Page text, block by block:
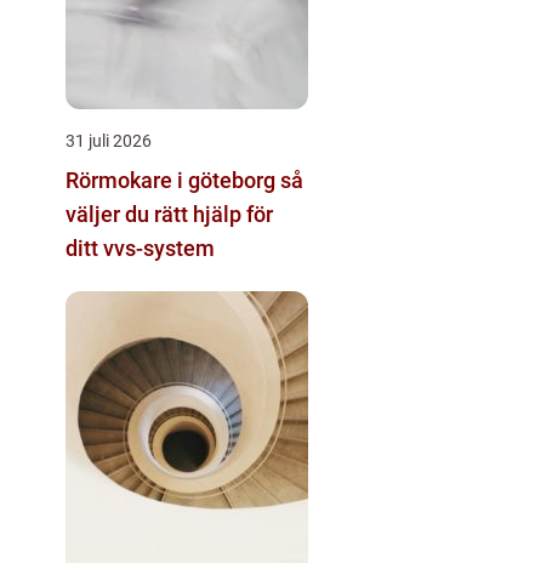
31 juli 2026
Rörmokare i göteborg så
väljer du rätt hjälp för
ditt vvs-system